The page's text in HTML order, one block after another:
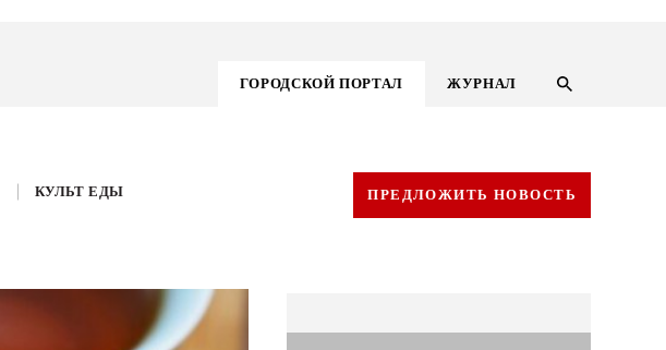
ГОРОДСКОЙ ПОРТАЛ ЖУРНАЛ
КУЛЬТ ЕДЫ ПРЕДЛОЖИТЬ НОВОСТЬ